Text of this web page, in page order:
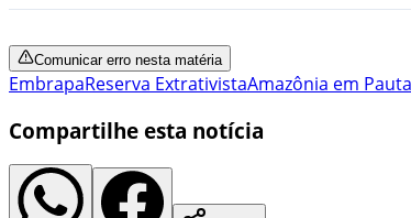
Comunicar erro nesta matéria
EmbrapaReserva ExtrativistaAmazônia em Pauta
Compartilhe esta notícia